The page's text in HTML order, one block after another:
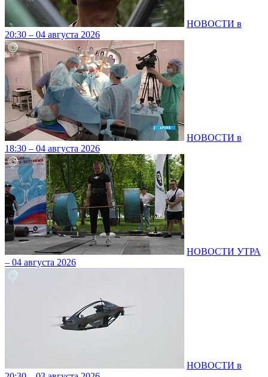
НОВОСТИ в
20:30 – 04 августа 2026
НОВОСТИ в
18:30 – 04 августа 2026
НОВОСТИ УТРА
– 04 августа 2026
НОВОСТИ в